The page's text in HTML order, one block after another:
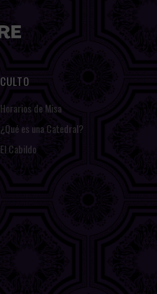
CULTO
Horarios de Misa
¿Qué es una Catedral?
El Cabildo